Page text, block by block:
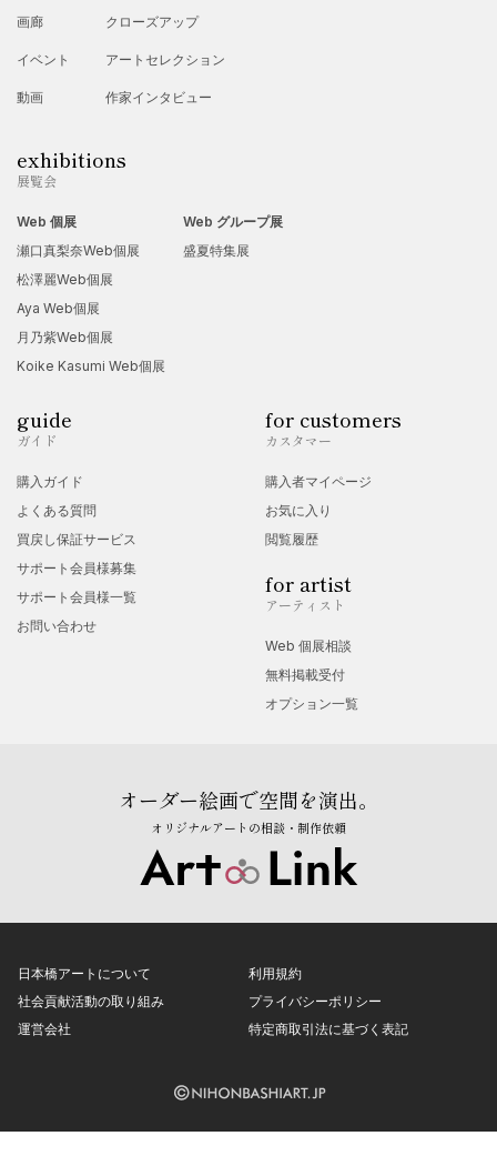
画廊
イベント
動画
クローズアップ
アートセレクション
作家インタビュー
exhibitions
展覧会
Web 個展
瀬口真梨奈Web個展
松澤麗Web個展
Aya Web個展
月乃紫Web個展
Koike Kasumi Web個展
Web グループ展
盛夏特集展
guide
ガイド
購入ガイド
よくある質問
買戻し保証サービス
サポート会員様募集
サポート会員様一覧
お問い合わせ
for customers
カスタマー
購入者マイページ
お気に入り
閲覧履歴
for artist
アーティスト
Web 個展相談
無料掲載受付
オプション一覧
オーダー絵画で空間を演出。
オリジナルアートの相談・制作依頼
日本橋アートについて
社会貢献活動の取り組み
運営会社
利用規約
プライバシーポリシー
特定商取引法に基づく表記